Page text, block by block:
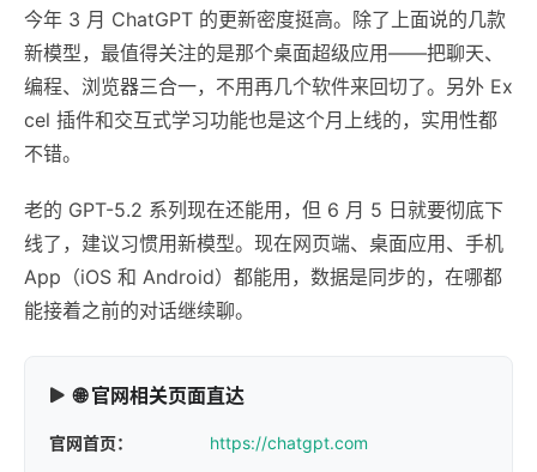
今年 3 月 ChatGPT 的更新密度挺高。除了上面说的几款
新模型，最值得关注的是那个桌面超级应用——把聊天、
编程、浏览器三合一，不用再几个软件来回切了。另外 Ex
cel 插件和交互式学习功能也是这个月上线的，实用性都
不错。
老的 GPT-5.2 系列现在还能用，但 6 月 5 日就要彻底下
线了，建议习惯用新模型。现在网页端、桌面应用、手机
App（iOS 和 Android）都能用，数据是同步的，在哪都
能接着之前的对话继续聊。
🌐 官网相关页面直达
官网首页：
https://chatgpt.com